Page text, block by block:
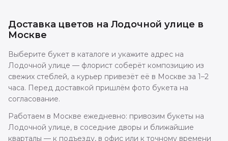
Доставка цветов на Лодочной улице в
Москве
Выберите букет в каталоге и укажите адрес на
Лодочной улице — флорист соберёт композицию из
свежих стеблей, а курьер привезёт её в Москве за 1–2
часа. Перед доставкой пришлём фото букета на
согласование.
Работаем в Москве ежедневно: привозим букеты на
Лодочной улице, в соседние дворы и ближайшие
кварталы — к подъезду, в офис или к точному времени